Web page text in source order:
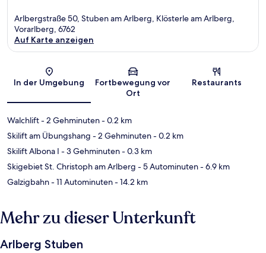
Arlbergstraße 50, Stuben am Arlberg, Klösterle am Arlberg,
Vorarlberg, 6762
Auf Karte anzeigen
In der Umgebung
Fortbewegung vor
Ort
Restaurants
Walchlift- 2 Gehminuten- 0.2 km
Skilift am Übungshang - 2 Gehminuten- 0.2 km
Skilift Albona I - 3 Gehminuten- 0.3 km
Skigebiet St. Christoph am Arlberg - 5 Autominuten- 6.9 km
Galzigbahn- 11 Autominuten- 14.2 km
Mehr zu dieser Unterkunft
Arlberg Stuben